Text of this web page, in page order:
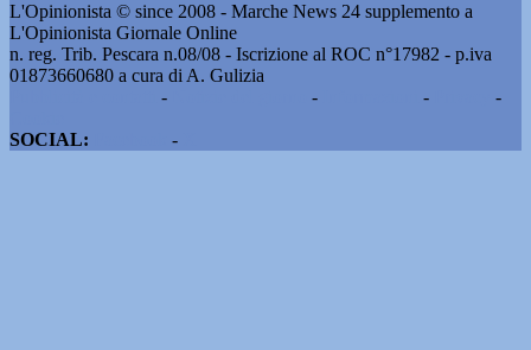
L'Opinionista © since 2008 - Marche News 24 supplemento a
L'Opinionista Giornale Online
n. reg. Trib. Pescara n.08/08 - Iscrizione al ROC n°17982 - p.iva
01873660680 a cura di A. Gulizia
- - -
-
SOCIAL:
-